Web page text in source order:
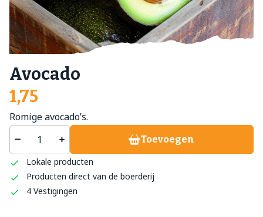
Avocado
1,75
Romige avocado’s.
Toevoegen
Lokale producten
Producten direct van de boerderij
4 Vestigingen